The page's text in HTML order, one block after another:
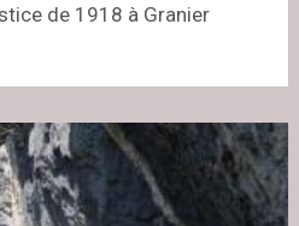
de 1918 à Granier